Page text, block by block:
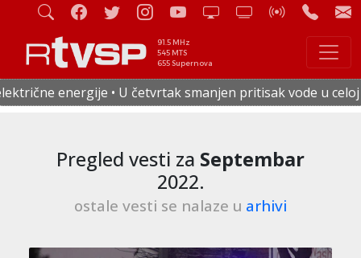
91.5 MHz
545 MTS
655 Supernova
smanjen pritisak vode u celoj Staroj Pazovi • Od 17.
Pregled vesti za Septembar
2022.
ostale vesti se nalaze u arhivi